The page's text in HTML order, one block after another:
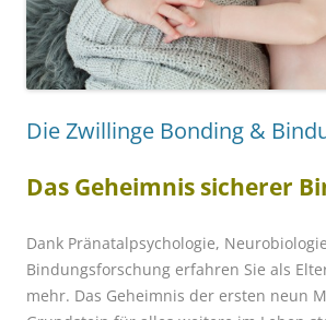
Die Zwillinge Bonding &
Das Geheimnis sicherer
Dank Pränatalpsychologie,
Bindungsforschung erfahren Sie als
mehr. Das Geheimnis der ersten neun